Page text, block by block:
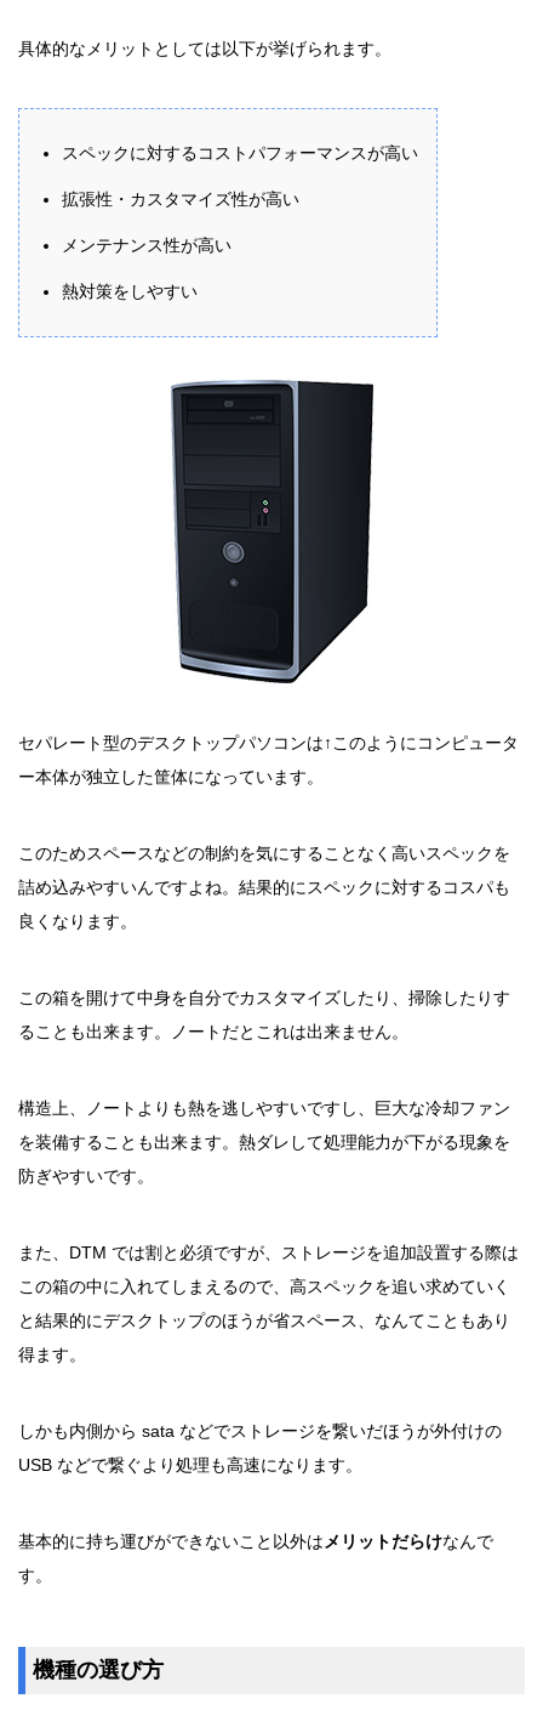
具体的なメリットとしては以下が挙げられます。
スペックに対するコストパフォーマンスが高い
拡張性・カスタマイズ性が高い
メンテナンス性が高い
熱対策をしやすい
セパレート型のデスクトップパソコンは↑このようにコンピュータ
ー本体が独立した筐体になっています。
このためスペースなどの制約を気にすることなく高いスペックを
詰め込みやすいんですよね。結果的にスペックに対するコスパも
良くなります。
この箱を開けて中身を自分でカスタマイズしたり、掃除したりす
ることも出来ます。ノートだとこれは出来ません。
構造上、ノートよりも熱を逃しやすいですし、巨大な冷却ファン
を装備することも出来ます。熱ダレして処理能力が下がる現象を
防ぎやすいです。
また、DTM では割と必須ですが、ストレージを追加設置する際は
この箱の中に入れてしまえるので、高スペックを追い求めていく
と結果的にデスクトップのほうが省スペース、なんてこともあり
得ます。
しかも内側から sata などでストレージを繋いだほうが外付けの
USB などで繋ぐより処理も高速になります。
基本的に持ち運びができないこと以外は メリットだらけなんで
す。
機種の選び方